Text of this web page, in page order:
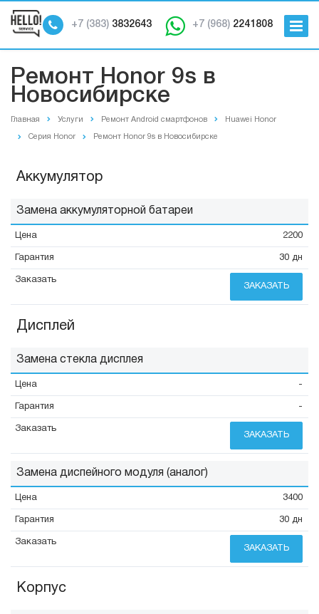
+7 (968) 2241808
+7 (383) 3832643
Ремонт Honor 9s в
Новосибирске
Главная Услуги Ремонт Android смартфонов Huawei Honor
Серия Honor Ремонт Honor 9s в Новосибирске
Аккумулятор
Замена аккумуляторной батареи
2200
30 дн
ЗАКАЗАТЬ
Дисплей
Замена стекла дисплея
-
-
ЗАКАЗАТЬ
Замена диспейного модуля (аналог)
3400
30 дн
ЗАКАЗАТЬ
Корпус